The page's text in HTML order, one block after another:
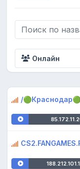
Онлайн
/